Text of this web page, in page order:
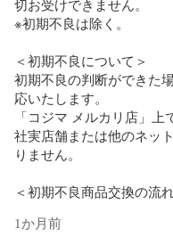
※初期不良は除く。
＜初期不良について＞
初期不良の判断ができた
応いたします。
「コジマ メルカリ店」
社実店舗または他のネッ
りません。
＜初期不良商品交換の流
絡いただき、症状のご確
1か月前